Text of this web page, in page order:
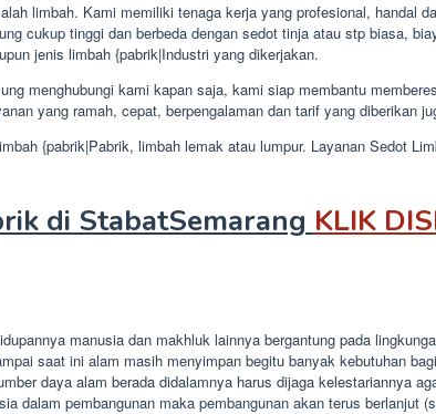
limbah. Kami memiliki tenaga kerja yang profesional, handal
cukup tinggi dan berbeda dengan sedot tinja atau stp biasa,
jenis limbah {pabrik|Industri yang dikerjakan.
menghubungi kami kapan saja, kami siap membantu
yang ramah, cepat, berpengalaman dan tarif yang diberikan
{pabrik|Pabrik, limbah lemak atau lumpur. Layanan Sedot
di StabatSemarang KLIK
manusia dan makhluk lainnya bergantung pada
saat ini alam masih menyimpan begitu banyak kebutuhan
daya alam berada didalamnya harus dijaga kelestariannya
dalam pembangunan maka pembangunan akan terus berlanjut